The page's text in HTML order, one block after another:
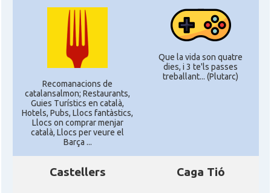
Recomanacions de
catalansalmon; Restaurants,
Guies Turístics en català,
Hotels, Pubs, Llocs fantàstics,
Llocs on comprar menjar
català, Llocs per veure el
Barça ...
Que la vida son quatre
dies, i 3 te'ls passes
treballant... (Plutarc)
Castellers Caga Tió